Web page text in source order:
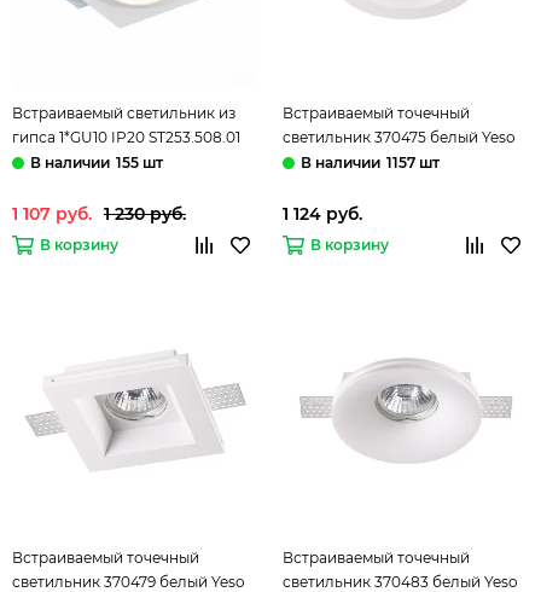
Встраиваемый светильник из
гипса 1*GU10 IP20 ST253.508.01
белый Gypsum ST-Luce
155 шт
1 107 руб. 1 230 руб.
В корзину
Встраиваемый точечный
светильник 370475 белый Yeso
Novotech
1157 шт
1 124 руб.
В корзину
Встраиваемый точечный
светильник 370479 белый Yeso
Встраиваемый точечный
светильник 370483 белый Yeso